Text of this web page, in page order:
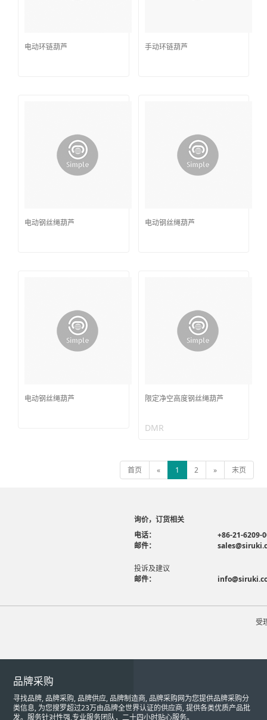
电动环链葫芦 手动环链葫芦
电动钢丝绳葫芦 电动钢丝绳葫芦
电动钢丝绳葫芦 限定净空高度钢丝绳葫芦
DMR
首页 « 1 2 » 末页
询价，订货相关
电话：
+86-21-6209-
邮件：
投诉及建议
邮件：
受
品牌采购
寻找品牌, 品牌采购, 品牌供应, 品牌制造商, 品牌采购网为您提供品牌采购分
类信息, 为您搜罗超过23万由品牌全世界认证的供应商, 提供各类优质产品批
发。服务针对性强,专业服务团队，二十四小时贴心服务。